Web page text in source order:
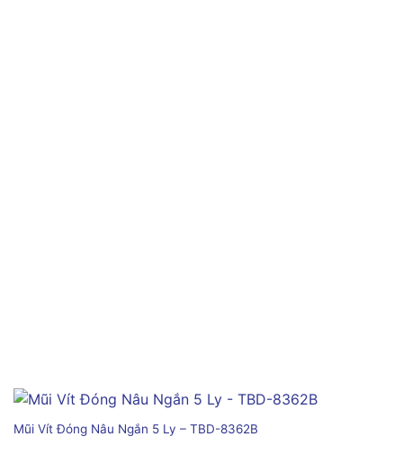
Mũi Vít Đóng Nâu Ngắn 5 Ly – TBD-8362B